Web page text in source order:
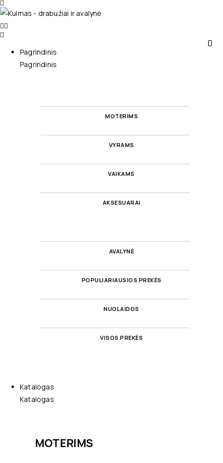
Pagrindinis
Pagrindinis
MOTERIMS
VYRAMS
VAIKAMS
AKSESUARAI
AVALYNĖ
POPULIARIAUSIOS PREKĖS
NUOLAIDOS
VISOS PREKĖS
Katalogas
Katalogas
MOTERIMS